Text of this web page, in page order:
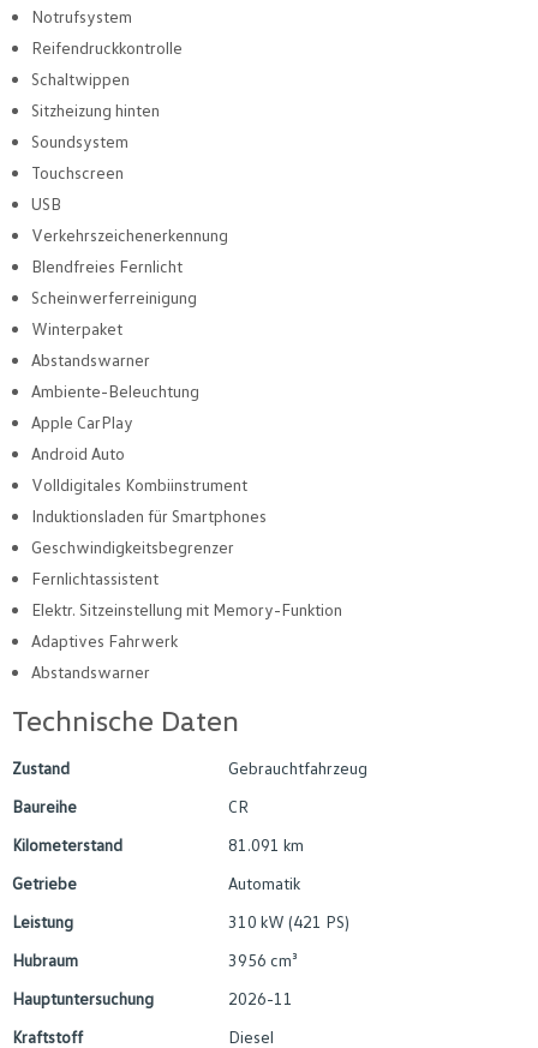
Notrufsystem
Reifendruckkontrolle
Schaltwippen
Sitzheizung hinten
Soundsystem
Touchscreen
USB
Verkehrszeichenerkennung
Blendfreies Fernlicht
Scheinwerferreinigung
Winterpaket
Abstandswarner
Ambiente-Beleuchtung
Apple CarPlay
Android Auto
Volldigitales Kombiinstrument
Induktionsladen für Smartphones
Geschwindigkeitsbegrenzer
Fernlichtassistent
Elektr. Sitzeinstellung mit Memory-Funktion
Adaptives Fahrwerk
Abstandswarner
Technische Daten
Zustand
Gebrauchtfahrzeug
Baureihe
CR
Kilometerstand
81.091 km
Getriebe
Automatik
Leistung
310 kW (421 PS)
Hubraum
3956 cm³
Hauptuntersuchung
2026-11
Kraftstoff
Diesel